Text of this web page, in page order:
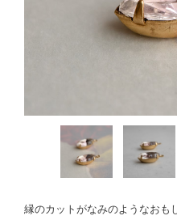
縁のカットがなみのようなおも